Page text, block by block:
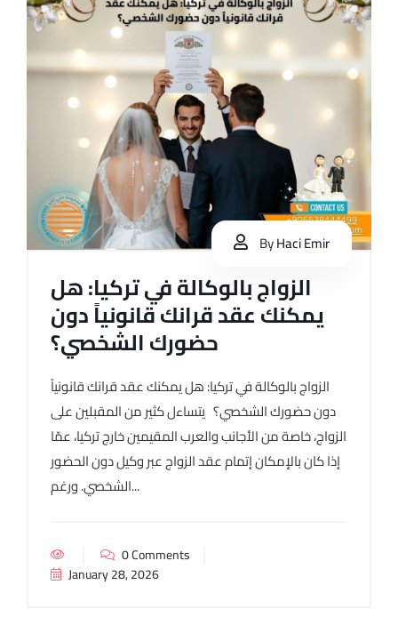
ByHaci Emir
الزواج بالوكالة في تركيا: هل
يمكنك عقد قرانك قانونياً دون
حضورك الشخصي؟
الزواج بالوكالة في تركيا: هل يمكنك عقد قرانك قانونياً
دون حضورك الشخصي؟ يتساءل كثير من المقبلين على
الزواج، خاصة من الأجانب والعرب المقيمين خارج تركيا، عمّا
إذا كان بالإمكان إتمام عقد الزواج عبر وكيل دون الحضور
الشخصي. ورغم...
0 Comments
January 28, 2026